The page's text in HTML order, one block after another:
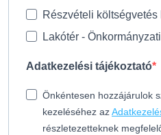
Részvételi költségvetés
Lakótér -
Adatkezelési tájékoztató
Önkéntesen hozzájárulok
kezeléséhez az
részletezetteknek